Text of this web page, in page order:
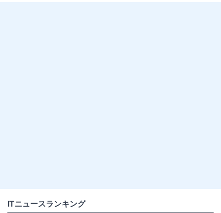
ITニュースランキング